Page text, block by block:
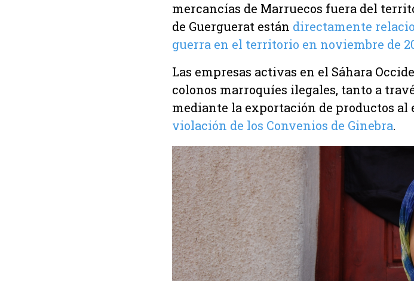
mercancías de Marruecos fuera del
de Guerguerat están directamente
guerra en el territorio en noviembre de
Las empresas activas en el Sáhara
colonos marroquíes ilegales, tanto a
mediante la exportación de productos
violación de los Convenios de Ginebra.